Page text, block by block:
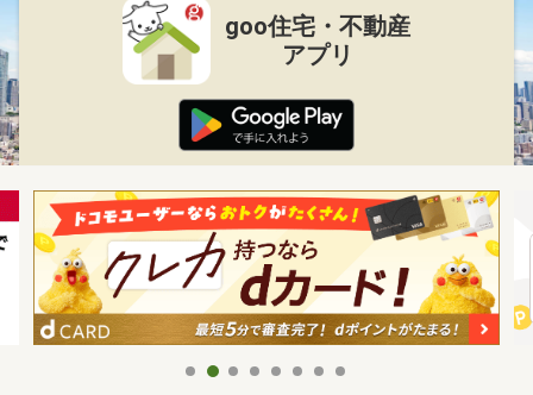
goo住宅・不動産
アプリ